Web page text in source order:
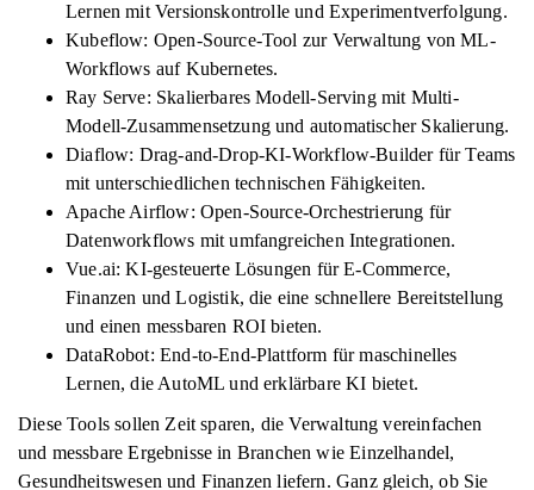
Lernen mit Versionskontrolle und Experimentverfolgung.
Kubeflow: Open-Source-Tool zur Verwaltung von ML-
Workflows auf Kubernetes.
Ray Serve: Skalierbares Modell-Serving mit Multi-
Modell-Zusammensetzung und automatischer Skalierung.
Diaflow: Drag-and-Drop-KI-Workflow-Builder für Teams
mit unterschiedlichen technischen Fähigkeiten.
Apache Airflow: Open-Source-Orchestrierung für
Datenworkflows mit umfangreichen Integrationen.
Vue.ai: KI-gesteuerte Lösungen für E-Commerce,
Finanzen und Logistik, die eine schnellere Bereitstellung
und einen messbaren ROI bieten.
DataRobot: End-to-End-Plattform für maschinelles
Lernen, die AutoML und erklärbare KI bietet.
Diese Tools sollen Zeit sparen, die Verwaltung vereinfachen
und messbare Ergebnisse in Branchen wie Einzelhandel,
Gesundheitswesen und Finanzen liefern. Ganz gleich, ob Sie